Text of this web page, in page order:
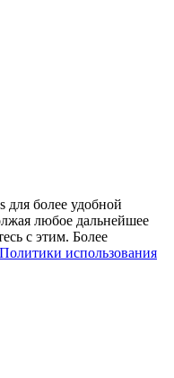
для более удобной
любое дальнейшее
с этим. Более
Политики использования